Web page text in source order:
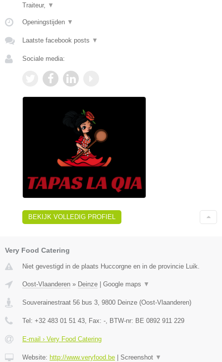
Traiteur,
▼
Openingstijden ▼
Laatste facebook posts ▼
Sociale media:
BEKIJK VOLLEDIG PROFIEL
Very Food Catering
Niet gevestigd in de plaats Huccorgne en in de provincie Luik.
Oost-Vlaanderen » Deinze Google maps ▼
Souverainestraat 56 bus 3, 9800 Deinze (Oost-Vlaanderen)
Tel: +32 483 01 51 43, Fax: -, BTW-nr: BE 0892 911 229
E-mail › Very Food Catering
Website: http://www.veryfood.be Screenshot ▼